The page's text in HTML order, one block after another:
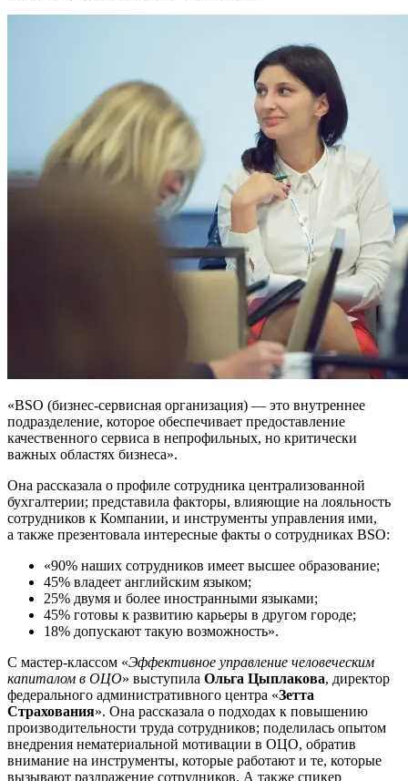
«BSO (бизнес-сервисная организация) — это внутреннее
подразделение, которое обеспечивает предоставление
качественного сервиса в непрофильных, но критически
важных областях бизнеса».
Она рассказала о профиле сотрудника централизованной
бухгалтерии; представила факторы, влияющие на лояльность
сотрудников к Компании, и инструменты управления ими,
а также презентовала интересные факты о сотрудниках BSO:
«90% наших сотрудников имеет высшее образование;
45% владеет английским языком;
25% двумя и более иностранными языками;
45% готовы к развитию карьеры в другом городе;
18% допускают такую возможность».
С мастер-классом «Эффективное управление человеческим
капиталом в ОЦО» выступила Ольга Цыплакова, директор
федерального административного центра «Зетта
Страхования». Она рассказала о подходах к повышению
производительности труда сотрудников; поделилась опытом
внедрения нематериальной мотивации в ОЦО, обратив
внимание на инструменты, которые работают и те, которые
вызывают раздражение сотрудников. А также спикер